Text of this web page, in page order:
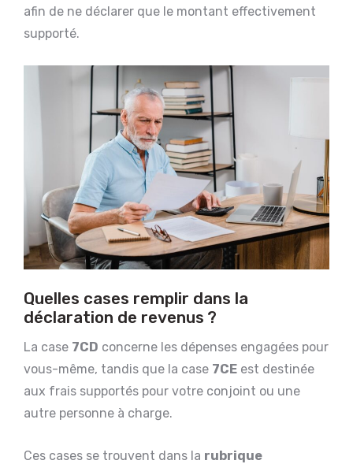
afin de ne déclarer que le montant effectivement
supporté.
Quelles cases remplir dans la
déclaration de revenus ?
La case 7CD concerne les dépenses engagées pour
vous-même, tandis que la case 7CE est destinée
aux frais supportés pour votre conjoint ou une
autre personne à charge.
Ces cases se trouvent dans la rubrique